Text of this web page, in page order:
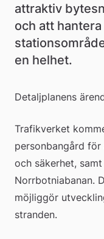
attraktiv
och att
en helhet.
Detaljplanens
Trafikverket
personbangård
och säkerhet,
Norrbotniabanan.
möjliggör
stranden.